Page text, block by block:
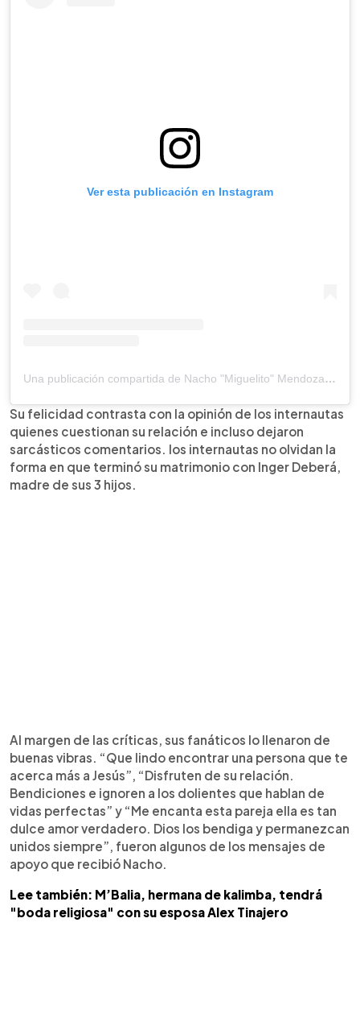
Ver esta publicación en Instagram
Una publicación compartida de Nacho "Miguelito" Mendoza (@nacho)
Su felicidad contrasta con la opinión de los internautas
quienes cuestionan su relación e incluso dejaron
sarcásticos comentarios. los internautas no olvidan la
forma en que terminó su matrimonio con Inger Deberá,
madre de sus 3 hijos.
Al margen de las críticas, sus fanáticos lo llenaron de
buenas vibras. “Que lindo encontrar una persona que te
acerca más a Jesús”, “Disfruten de su relación.
Bendiciones e ignoren a los dolientes que hablan de
vidas perfectas” y “Me encanta esta pareja ella es tan
dulce amor verdadero. Dios los bendiga y permanezcan
unidos siempre”, fueron algunos de los mensajes de
apoyo que recibió Nacho.
Lee también: M’Balia, hermana de kalimba, tendrá
"boda religiosa" con su esposa Alex Tinajero